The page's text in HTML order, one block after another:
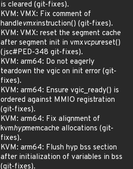
is cleared (git-fixes).
KVM: VMX: Fix comment of
handlevmxinstruction() (git-fixes).
KVM: VMX: reset the segment cache
after segment init in vmxvcpureset()
(jsc#PED-348 git-fixes).
KVM: arm64: Do not eagerly
teardown the vgic on init error (git-
fixes).
KVM: arm64: Ensure vgic_ready() is
ordered against MMIO registration
(git-fixes).
KVM: arm64: Fix alignment of
kvmhypmemcache allocations (git-
fixes).
KVM: arm64: Flush hyp bss section
after initialization of variables in bss
(git-fixes).